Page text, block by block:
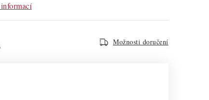
Možnosti doručení